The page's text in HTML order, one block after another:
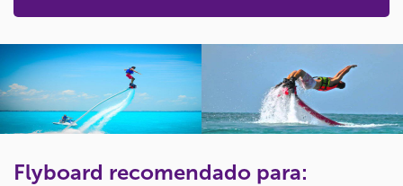
Flyboard recomendado para: